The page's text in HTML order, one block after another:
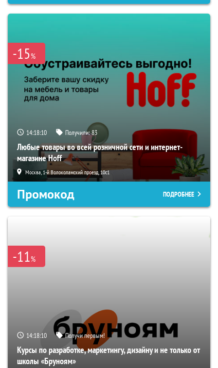
-15%
14:18:09 Получили:83
Любые товары во всей розничной сети и интернет-
магазине Hoff
Москва, 1-й Волоколамский проезд, 10с1
Промокод ПОДРОБНЕЕ
-11%
14:18:09 Получи первым!
Курсы по разработке, маркетингу, дизайну и не только от
школы «Бруноям»